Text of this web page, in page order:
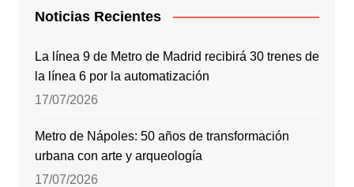
Noticias Recientes
La línea 9 de Metro de Madrid recibirá 30 trenes de
la línea 6 por la automatización
17/07/2026
Metro de Nápoles: 50 años de transformación
urbana con arte y arqueología
17/07/2026